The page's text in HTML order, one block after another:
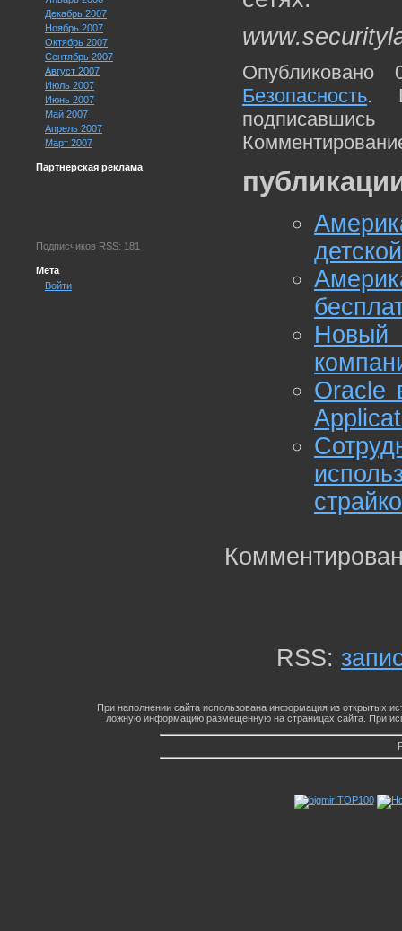
Декабрь 2007
Ноябрь 2007
Октябрь 2007
Сентябрь 2007
Август 2007
Июль 2007
Июнь 2007
Май 2007
Апрель 2007
Март 2007
Партнерская реклама
Подписчиков RSS: 181
Мета
Войти
Безопасность.
Новый
Oracle
RSS:
При наполнении сайта использована информация из открытых
ложную информацию размещенную на страницах сайта. При